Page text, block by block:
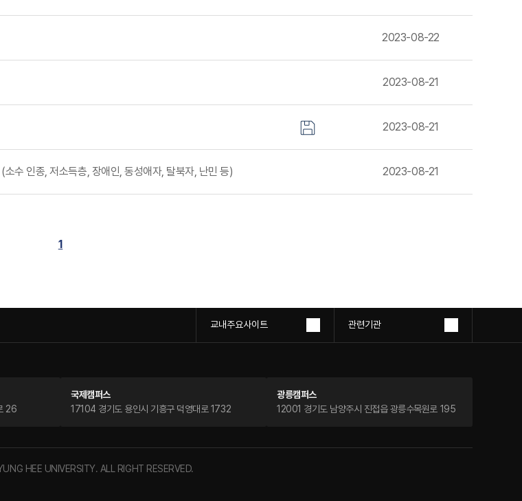
2023-08-22
2023-08-21
2023-08-21
수 인종, 저소득층, 장애인, 동성애자, 탈북자, 난민 등) 2023-08-21
1
교내주요사이트 관련기관
26
국제캠퍼스
17104 경기도 용인시 기흥구 덕영대로 1732
광릉캠퍼스
12001 경기도 남양주시 진접읍 광릉수목원로 195
HEE UNIVERSITY. ALL RIGHT RESERVED.